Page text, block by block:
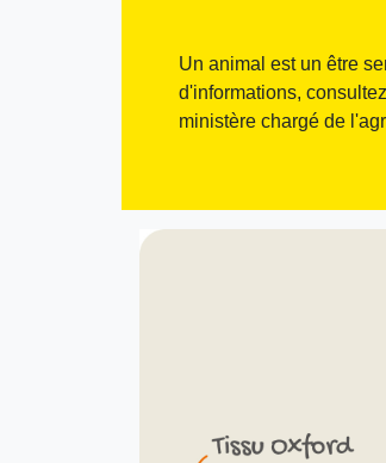
Un animal est un être
d'informations,
ministère chargé de